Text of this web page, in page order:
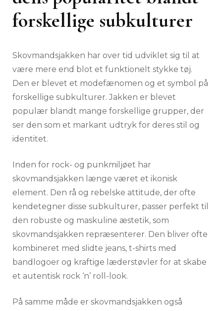
forskellige subkulturer
Skovmandsjakken har over tid udviklet sig til at
være mere end blot et funktionelt stykke tøj.
Den er blevet et modefænomen og et symbol på
forskellige subkulturer. Jakken er blevet
populær blandt mange forskellige grupper, der
ser den som et markant udtryk for deres stil og
identitet.
Inden for rock- og punkmiljøet har
skovmandsjakken længe været et ikonisk
element. Den rå og rebelske attitude, der ofte
kendetegner disse subkulturer, passer perfekt til
den robuste og maskuline æstetik, som
skovmandsjakken repræsenterer. Den bliver ofte
kombineret med slidte jeans, t-shirts med
bandlogoer og kraftige læderstøvler for at skabe
et autentisk rock ‘n’ roll-look.
På samme måde er skovmandsjakken også